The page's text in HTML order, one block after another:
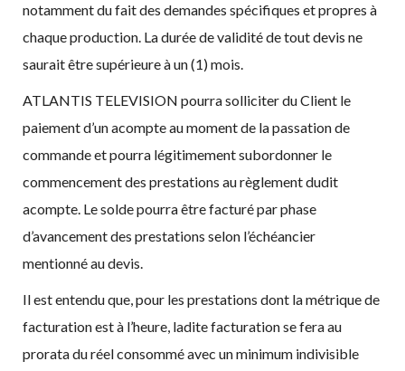
notamment du fait des demandes spécifiques et propres à
chaque production. La durée de validité de tout devis ne
saurait être supérieure à un (1) mois.
ATLANTIS TELEVISION pourra solliciter du Client le
paiement d’un acompte au moment de la passation de
commande et pourra légitimement subordonner le
commencement des prestations au règlement dudit
acompte. Le solde pourra être facturé par phase
d’avancement des prestations selon l’échéancier
mentionné au devis.
Il est entendu que, pour les prestations dont la métrique de
facturation est à l’heure, ladite facturation se fera au
prorata du réel consommé avec un minimum indivisible